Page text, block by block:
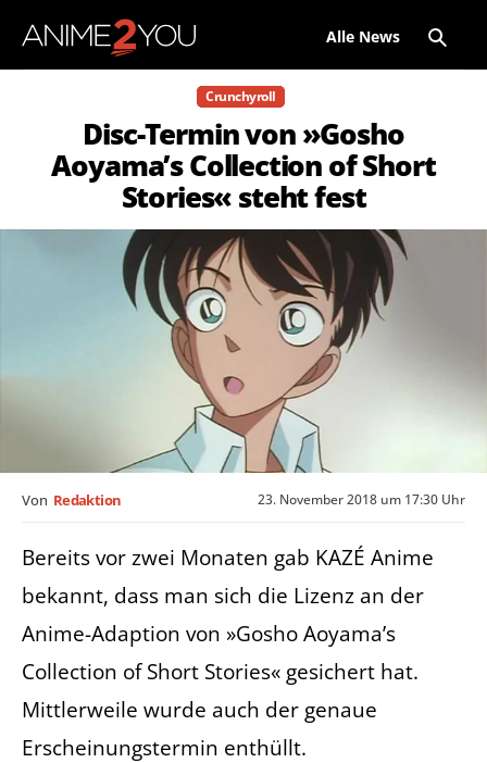
Alle News
Crunchyroll
Disc-Termin von »Gosho
Aoyama’s Collection of Short
Stories« steht fest
23. November 2018 um 17:30 Uhr
Von Redaktion
Bereits vor zwei Monaten gab KAZÉ Anime
bekannt, dass man sich die Lizenz an der
Anime-Adaption von »Gosho Aoyama’s
Collection of Short Stories« gesichert hat.
Mittlerweile wurde auch der genaue
Erscheinungstermin enthüllt.